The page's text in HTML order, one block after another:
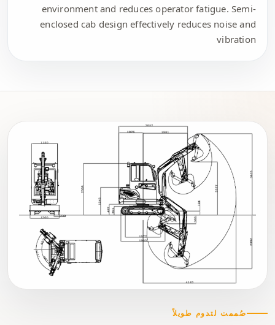
environment and reduces operator fatigue. Semi-
enclosed cab design effectively reduces noise and
vibration
صُممت لتدوم طويلاً